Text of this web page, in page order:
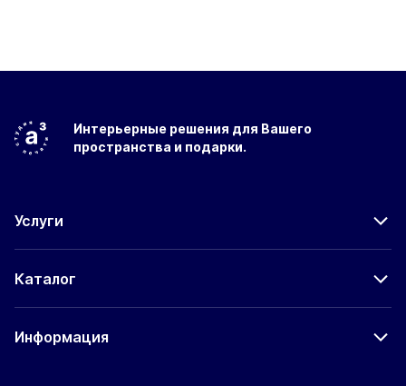
Интерьерные решения для Вашего
пространства и подарки.
Услуги
Каталог
Информация